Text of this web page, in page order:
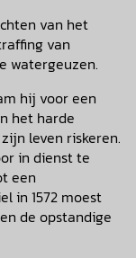
van het
van
watergeuzen.
hij voor een
het harde
leven riskeren.
in dienst te
een
in 1572 moest
de opstandige